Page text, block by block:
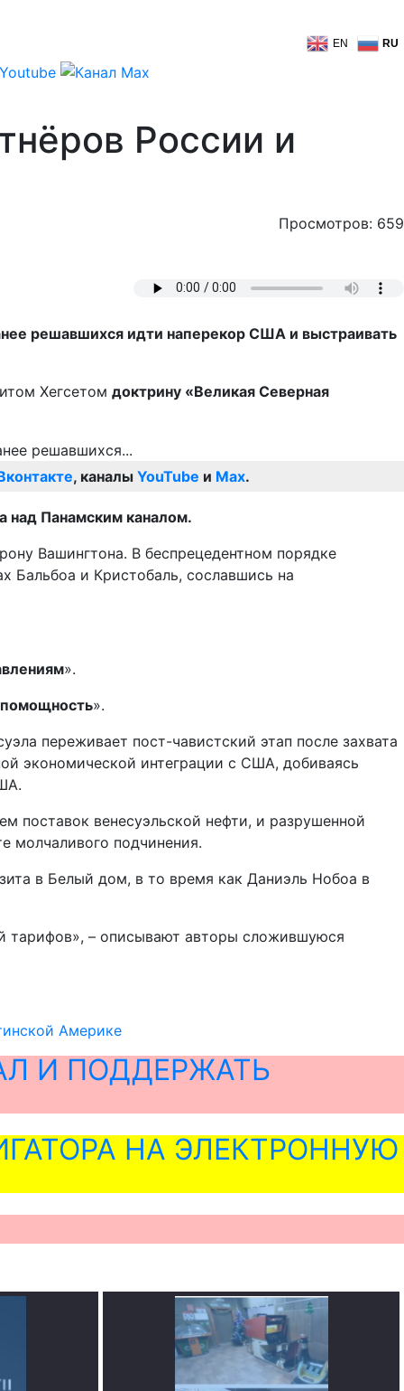
EN RU
России и
Просмотров: 659
решавшихся идти наперекор США и выстраивать
Хегсетом доктрину «Великая Северная
, каналы YouTube и Max.
над Панамским каналом.
Вашингтона. В беспрецедентном порядке
Бальбоа и Кристобаль, сославшись на
».
».
переживает пост-чавистский этап после захвата
экономической интеграции с США, добиваясь
поставок венесуэльской нефти, и разрушенной
молчаливого подчинения.
в Белый дом, в то время как Даниэль Нобоа в
тарифов», – описывают авторы сложившуюся
Америке
И ПОДДЕРЖАТЬ
НА ЭЛЕКТРОННУЮ